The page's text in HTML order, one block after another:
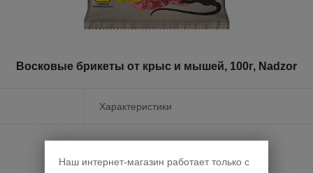
Восковые брикеты от крыс и мышей, 100г, Nadzor
Характеристики
Для отображения
Наш интернет-магазин работает только с